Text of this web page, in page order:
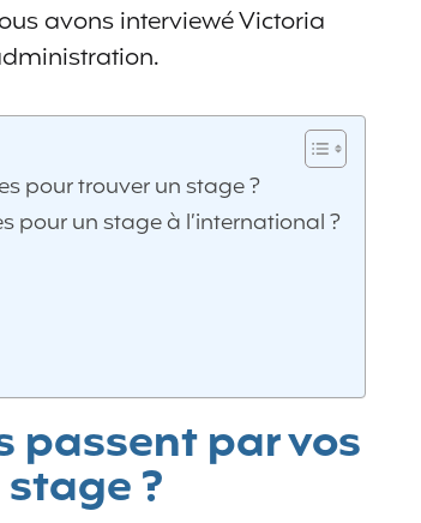
avons interviewé Victoria
pour trouver un stage ?
pour un stage à l’international ?
passent par vos
?